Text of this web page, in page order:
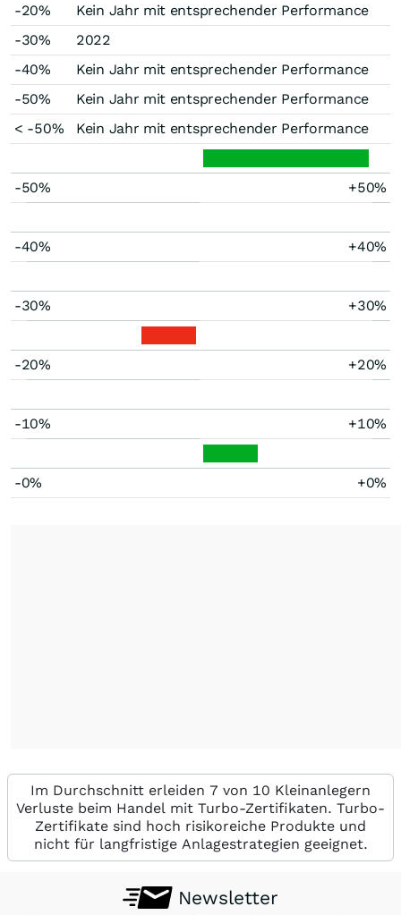
-20%
Kein Jahr mit entsprechender Performance
-30%
2022
-40%
Kein Jahr mit entsprechender Performance
-50%
Kein Jahr mit entsprechender Performance
< -50%
Kein Jahr mit entsprechender Performance
-50% +50%
-40% +40%
-30% +30%
-20% +20%
-10% +10%
-0% +0%
Im Durchschnitt erleiden 7 von 10 Kleinanlegern
Verluste beim Handel mit Turbo-Zertifikaten. Turbo-
Zertifikate sind hoch risikoreiche Produkte und
nicht für langfristige Anlagestrategien geeignet.
Newsletter